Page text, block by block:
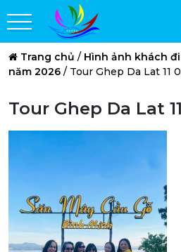
Trang chủ / Hình ảnh khách
năm 2026 / Tour Ghep Da Lat 11
Tour Ghep Da Lat